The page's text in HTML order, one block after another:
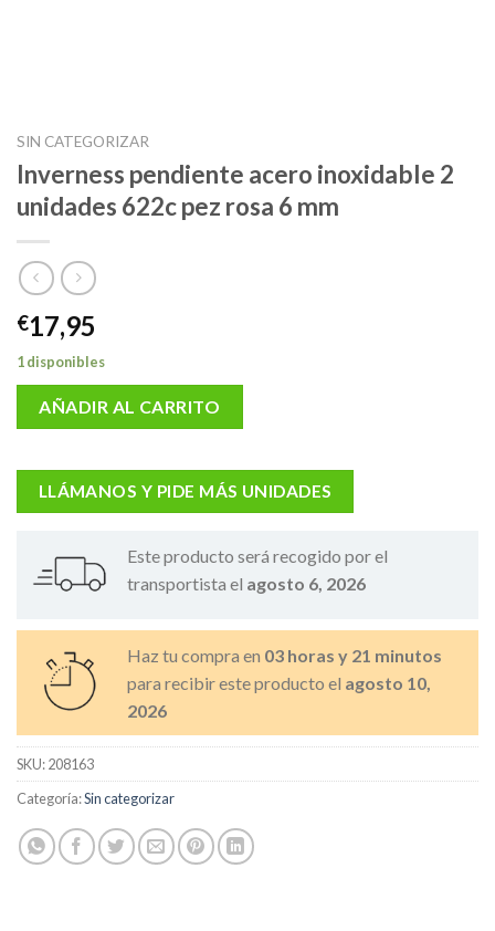
SIN CATEGORIZAR
Inverness pendiente acero inoxidable 2
unidades 622c pez rosa 6 mm
€17,95
1 disponibles
AÑADIR AL CARRITO
LLÁMANOS Y PIDE MÁS UNIDADES
Este producto será recogido por el
transportista el agosto 6, 2026
Haz tu compra en 03 horas y 21 minutos
para recibir este producto el agosto 10,
2026
SKU:208163
Categoría:Sin categorizar